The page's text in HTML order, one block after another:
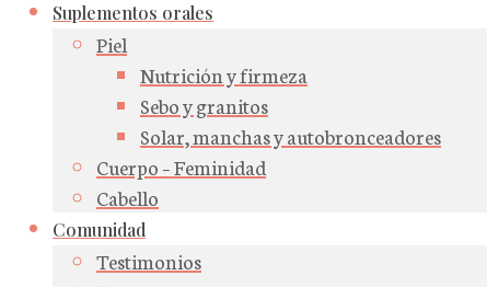
Suplementos orales
Piel
Nutrición y firmeza
Sebo y granitos
Solar, manchas y autobronceadores
Cuerpo – Feminidad
Cabello
Comunidad
Testimonios